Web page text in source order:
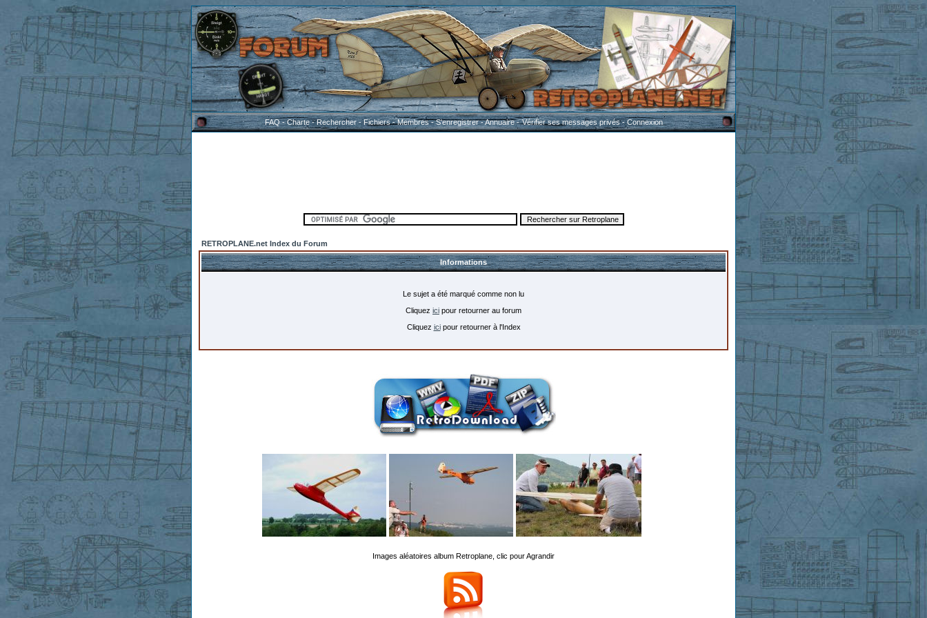
FAQ-Charte-Rechercher-Fichiers-Membres-S'enregistrer-Annuaire-Vérifier ses messages privés-Connexion
RETROPLANE.net Index du Forum
Informations
Le sujet a été marqué comme non lu
Cliquez ici pour retourner au forum
Cliquez icipour retourner à l'Index
Images aléatoires album Retroplane, clic pour Agrandir